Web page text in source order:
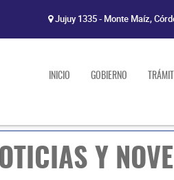
Jujuy 1335 - Monte Maíz,
INICIO GOBIERNO
Y